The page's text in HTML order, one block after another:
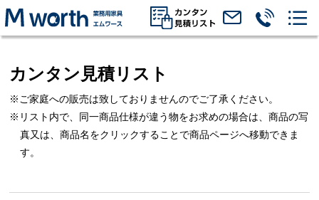
カンタン見積リスト
※ご家庭への販売は致しておりませんのでご了承ください。
※リスト内で、同一商品仕様が違う物をお求めの場合は、商品の写
真又は、商品名をクリックすることで商品ページへ移動できま
す。